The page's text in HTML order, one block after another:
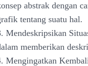
abstrak dengan
tentang suatu hal.
Mendeskripsikan
memberikan
Mengingatkan